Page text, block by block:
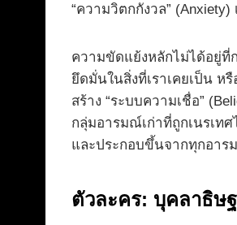
“ความวิตกกังวล”
ความขัดแย้งหลักไม่ได้อยู่ที่
ยึดมั่นในสิ่งที่เราเคยเป็น ห
สร้าง “ระบบความเชื่อ”
กลุ่มอารมณ์เก่าที่ถูกเนรเท
และประกอบขึ้นจากทุกอาร
ตัวละคร: บุคลาธิษ